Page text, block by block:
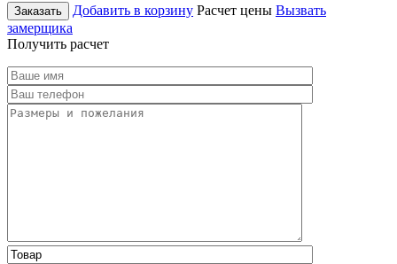
Заказать Добавить в корзину Расчет цены Вызвать
замерщика
Получить расчет